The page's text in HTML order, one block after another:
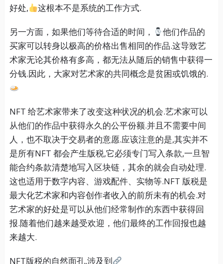
好处,
这根本不是系统的工作方式.
另一方面，如果他们等待合适的时间，
他们作品的
买家可以转身以极高的价格出售相同的作品.这导致艺
术家无论其价格有多高，都无法从随后的销售中获得一
分钱.因此，大家对艺术家的共同概念是贫困或饥饿的.
NFT 给艺术家带来了改变这种状况的机会.艺术家可以
从他们的作品中获得永久的公平份额.并且不需要中间
人，也不取决于交易者的意愿.应该注意的是,其实并不
是所有NFT 都会产生版税,它必须专门写入条款,一旦智
能合约条款清楚地写入区块链，其余的就会自动处理.
这也适用于数字内容、游戏配件、实物等.NFT 版税是
最大化艺术家和内容创作者收入的前所未有的机会.对
艺术家的好处是可以从他们经常制作的东西中获得回
报.随着他们越来越受欢迎，他们最终的工作回报也越
来越大.
NFT版税的自然面孔,涉及到